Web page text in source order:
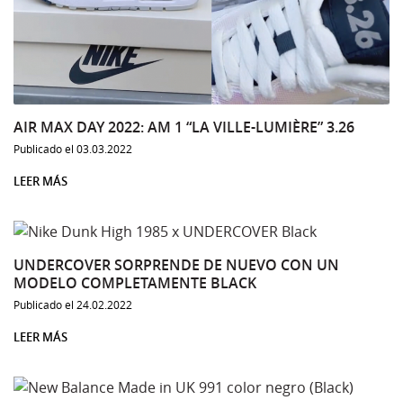
AIR MAX DAY 2022: AM 1 “LA VILLE-LUMIÈRE” 3.26
Publicado el 03.03.2022
LEER MÁS
UNDERCOVER SORPRENDE DE NUEVO CON UN
MODELO COMPLETAMENTE BLACK
Publicado el 24.02.2022
LEER MÁS